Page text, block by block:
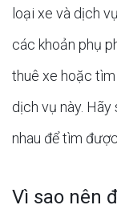
loại xe và dịch
các khoản phụ
thuê xe hoặc
dịch vụ này.
nhau để tìm
Vì sao nên